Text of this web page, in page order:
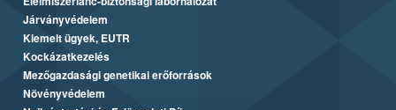
Járványvédelem
Kiemelt ügyek, EUTR
Kockázatkezelés
Mezőgazdasági genetikai erőforrások
Növényvédelem